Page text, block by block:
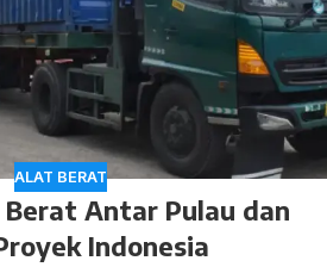
ALAT BERAT
Antar Pulau dan
Indonesia